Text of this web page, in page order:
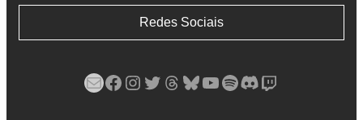
Redes Sociais
Mail Facebook Instagram Twitter Threads Bluesky YouTube Spotify Discord Twitch